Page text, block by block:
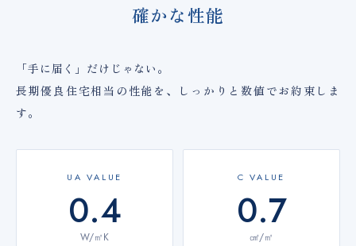
確かな性能
「手に届く」だけじゃない。
長期優良住宅相当の性能を、しっかりと数値でお約束しま
す。
UA VALUE
0.4
W/㎡K
C VALUE
0.7
㎠/㎡